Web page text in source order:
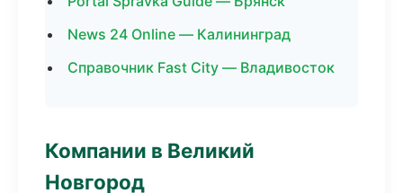
News 24 Online — Калининград
Справочник Fast City — Владивосток
Компании в Великий
Новгород